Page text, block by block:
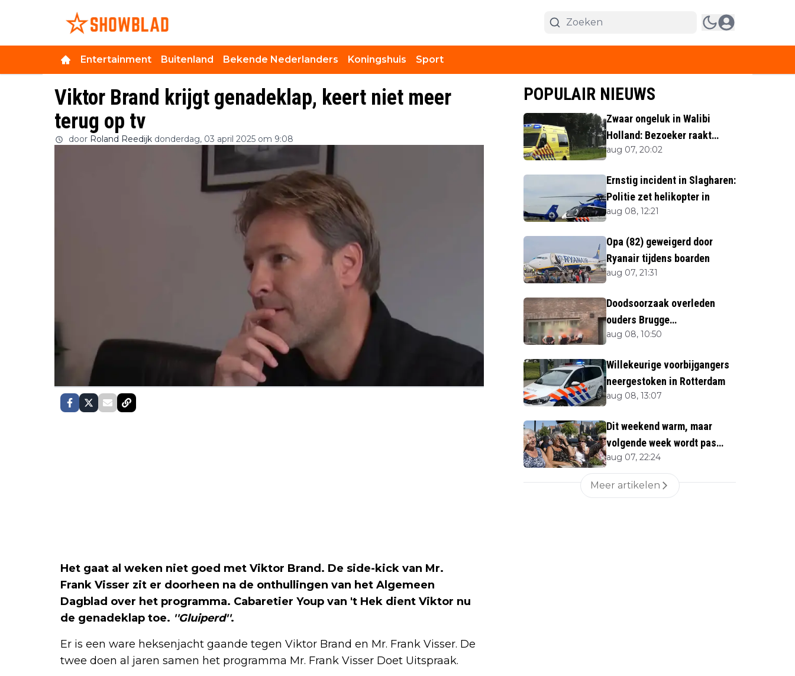
Entertainment Buitenland Bekende Nederlanders Koningshuis Sport
Viktor Brand krijgt genadeklap, keert niet meer
terug op tv
door Roland Reedijk donderdag, 03 april 2025 om 9:08
Het gaat al weken niet goed met Viktor Brand. De side-kick van Mr.
Frank Visser zit er doorheen na de onthullingen van het Algemeen
Dagblad over het programma. Cabaretier Youp van 't Hek dient Viktor nu
de genadeklap toe. ''Gluiperd''.
Er is een ware heksenjacht gaande tegen Viktor Brand en Mr. Frank Visser. De
twee doen al jaren samen het programma Mr. Frank Visser Doet Uitspraak.
POPULAIR NIEUWS
Zwaar ongeluk in Walibi
Holland: Bezoeker raakt
lichaamsdeel kwijt
aug 07, 20:02
Ernstig incident in Slagharen:
Politie zet helikopter in
aug 08, 12:21
Opa (82) geweigerd door
Ryanair tijdens boarden
aug 07, 21:31
Doodsoorzaak overleden
ouders Brugge
bekendgemaakt
aug 08, 10:50
Willekeurige voorbijgangers
neergestoken in Rotterdam
aug 08, 13:07
Dit weekend warm, maar
volgende week wordt pas
écht heet
aug 07, 22:24
Meer artikelen